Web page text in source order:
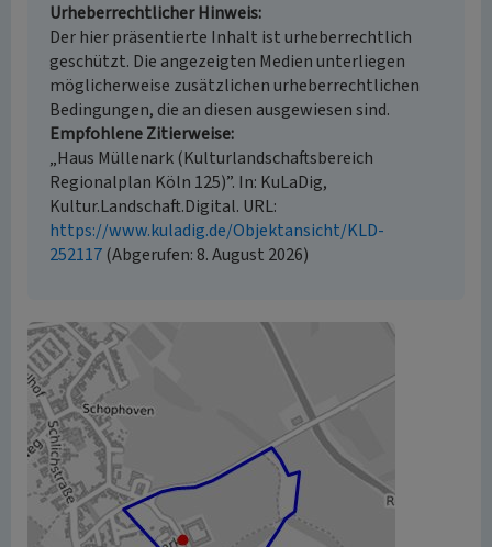
Urheberrechtlicher Hinweis
Der hier präsentierte Inhalt ist urheberrechtlich
geschützt. Die angezeigten Medien unterliegen
möglicherweise zusätzlichen urheberrechtlichen
Bedingungen, die an diesen ausgewiesen sind.
Empfohlene Zitierweise
„Haus Müllenark (Kulturlandschaftsbereich
Regionalplan Köln 125)”. In: KuLaDig,
Kultur.Landschaft.Digital. URL:
https://www.kuladig.de/Objektansicht/KLD-
252117(Abgerufen: 8. August 2026)